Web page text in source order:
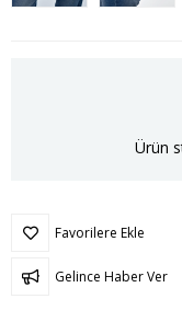
Ürün
Favorilere Ekle
Gelince Haber Ver